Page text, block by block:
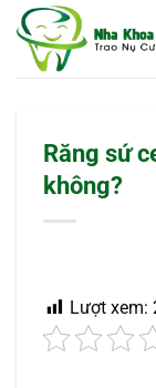
qua
Răng sứ
không?
Lượt xem: